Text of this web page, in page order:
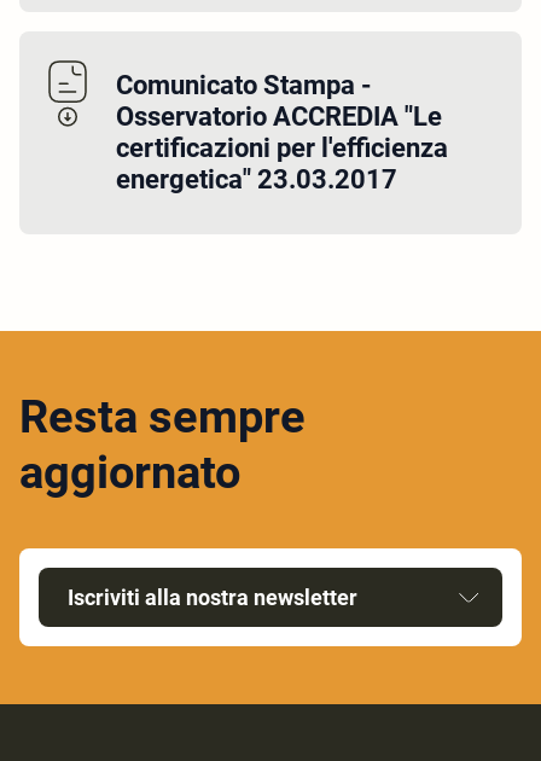
Comunicato Stampa -
Osservatorio ACCREDIA "Le
certificazioni per l'efficienza
energetica" 23.03.2017
Resta sempre
aggiornato
Iscriviti alla nostra newsletter